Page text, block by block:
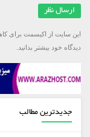
این سایت از اکیسمت برای
دیدگاه خود بیشتر بدانید.
جدیدترین مطالب